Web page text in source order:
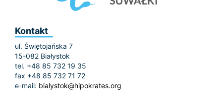
Kontakt
ul. Świętojańska 7
15-082 Białystok
tel. +48 85 732 19 35
fax +48 85 732 71 72
e-mail: bialystok@hipokrates.org